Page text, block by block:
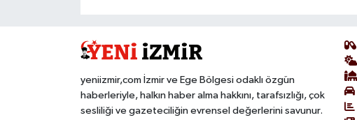
yeniizmir,com İzmir ve Ege Bölgesi odaklı özgün
haberleriyle, halkın haber alma hakkını, tarafsızlığı, çok
sesliliği ve gazeteciliğin evrensel değerlerini savunur.